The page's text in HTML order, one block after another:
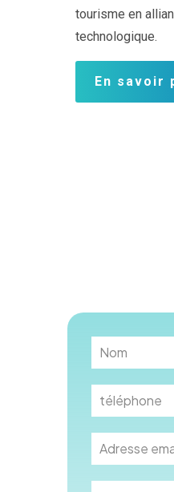
tourisme en
technologique.
En savoir